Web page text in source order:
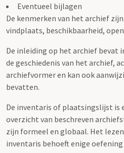
Eventueel bijlagen
De kenmerken van het archief
vindplaats, beschikbaarheid,
De inleiding op het archief
de geschiedenis van het archief,
archiefvormer en kan ook
bevatten.
De inventaris of plaatsingslijst is
overzicht van beschreven
zijn formeel en globaal. Het
inventaris behoeft enige oefening